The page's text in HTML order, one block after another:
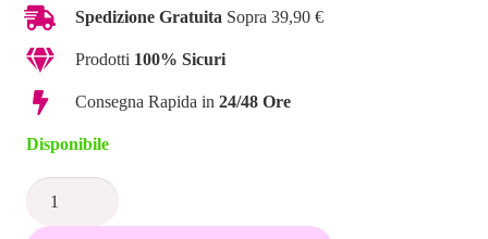
originale
era:
attuale
è:
Spedizione Gratuita Sopra 39,90 €
Prodotti 100% Sicuri
Consegna Rapida in 24/48 Ore
Disponibile
Slip